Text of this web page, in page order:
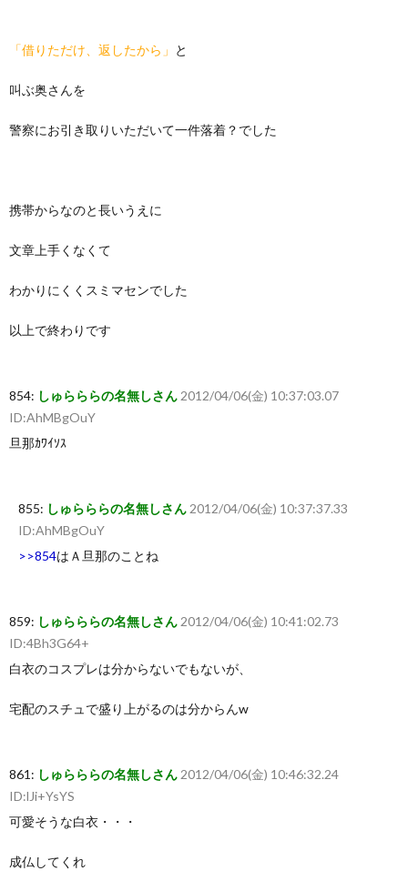
「借りただけ、返したから」 と
叫ぶ奥さんを
警察にお引き取りいただいて一件落着？でした
携帯からなのと長いうえに
文章上手くなくて
わかりにくくスミマセンでした
以上で終わりです
854: しゅらららの名無しさん 2012/04/06(金) 10:37:03.07
ID:AhMBgOuY
旦那ｶﾜｲｿｽ
855: しゅらららの名無しさん 2012/04/06(金) 10:37:37.33
ID:AhMBgOuY
>>854はＡ旦那のことね
859: しゅらららの名無しさん 2012/04/06(金) 10:41:02.73
ID:4Bh3G64+
白衣のコスプレは分からないでもないが、
宅配のスチュで盛り上がるのは分からんw
861: しゅらららの名無しさん 2012/04/06(金) 10:46:32.24
ID:lJi+YsYS
可愛そうな白衣・・・
成仏してくれ